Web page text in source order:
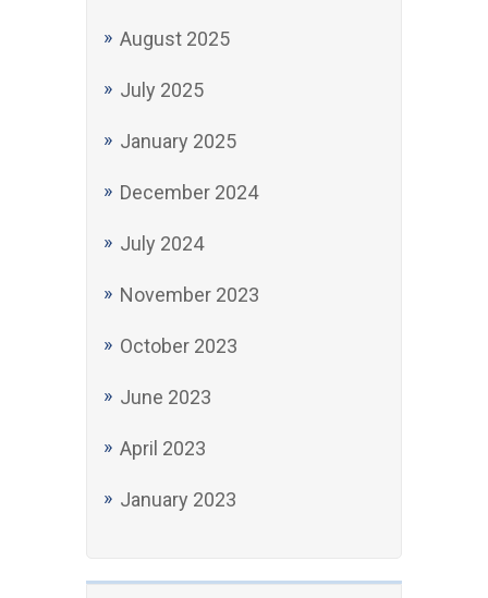
August 2025
July 2025
January 2025
December 2024
July 2024
November 2023
October 2023
June 2023
April 2023
January 2023